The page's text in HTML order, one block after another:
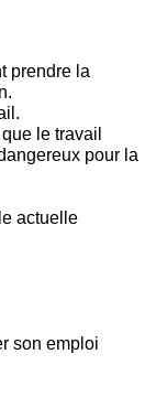
prendre la
le travail
pour la
actuelle
son emploi